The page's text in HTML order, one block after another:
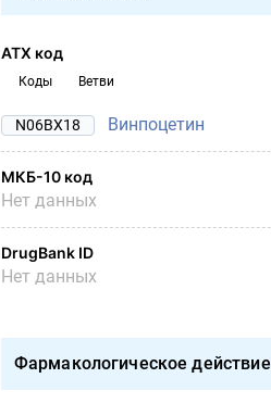
АТХ код
Коды Ветви
N06BX18 Винпоцетин
МКБ-10 код
Нет данных
DrugBank ID
Нет данных
Фармакологическое действие